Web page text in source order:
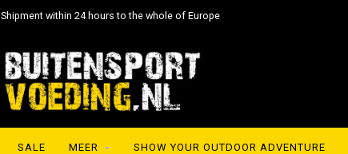
Shipment within 24 hours to the whole of Europe
SALE MEER SHOW YOUR OUTDOOR ADVENTURE